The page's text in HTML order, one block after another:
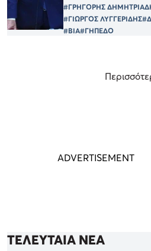
#ΓΡΗΓΟΡΗΣ
#ΓΙΩΡΓΟΣ ΛΥΓΓΕΡΙΔΗΣ
#ΒΙΑ#ΓΗΠΕΔΟ
ΤΕΛΕΥΤΑΙΑ ΝΕΑ